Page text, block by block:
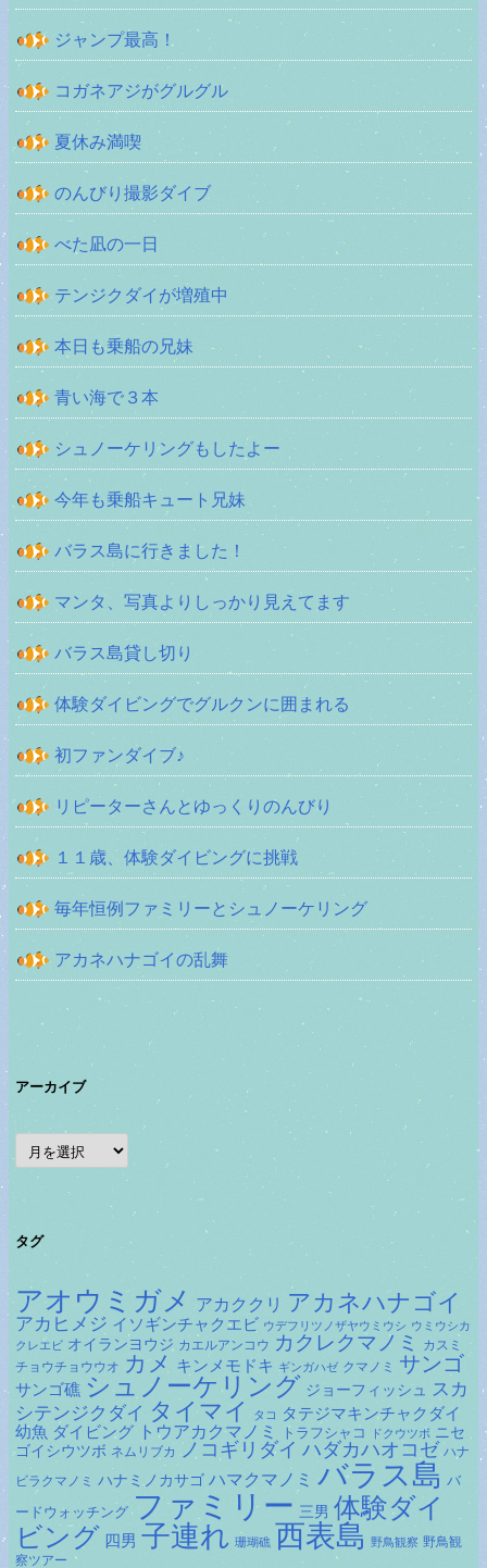
ジャンプ最高！
コガネアジがグルグル
夏休み満喫
のんびり撮影ダイブ
べた凪の一日
テンジクダイが増殖中
本日も乗船の兄妹
青い海で３本
シュノーケリングもしたよー
今年も乗船キュート兄妹
バラス島に行きました！
マンタ、写真よりしっかり見えてます
バラス島貸し切り
体験ダイビングでグルクンに囲まれる
初ファンダイブ♪
リピーターさんとゆっくりのんびり
１１歳、体験ダイビングに挑戦
毎年恒例ファミリーとシュノーケリング
アカネハナゴイの乱舞
アーカイブ
ア
ー
タグ
アオウミガメ アカククリ アカネハナゴイ
アカヒメジ イソギンチャクエビ ウデフリツノザヤウミウシ ウミウシカ
クレエビ オイランヨウジ カエルアンコウ カクレクマノミ
カスミ
チョウチョウウオ カメ キンメモドキ ギンガハゼ クマノミ サンゴ
サンゴ礁 シュノーケリング ジョーフィッシュ
スカ
シテンジクダイ タイマイ タコ
タテジマキンチャクダイ
幼魚 ダイビング トウアカクマノミ トラフシャコ ドクウツボ
ニセ
ゴイシウツボ ネムリブカ ノコギリダイ ハダカハオコゼ ハナ
ビラクマノミ ハナミノカサゴ ハマクマノミ バラス島 バ
ードウォッチング ファミリー 三男 体験ダイ
ビング 四男 子連れ 珊瑚礁 西表島 野鳥観察 野鳥観
察ツアー